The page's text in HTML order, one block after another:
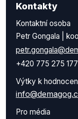
Kontakty
Kontaktní osoba
Petr Gongala |
+420 775 275 177
Výtky k
Pro média